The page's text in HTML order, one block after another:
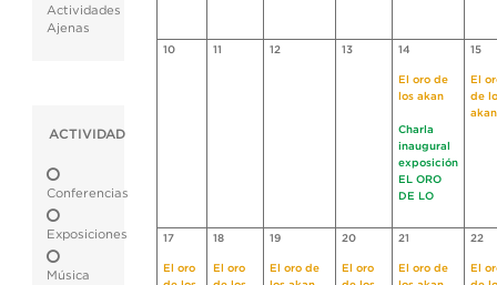
Actividades
Ajenas
ACTIVIDAD
Conferencias
Exposiciones
Música
10 11 12 13 14
El oro de
los akan
Charla
inaugural
exposición
EL ORO
DE LO
15
El
de
akan
17
El oro
18
El oro
19
El oro de
20
El oro
21
El oro de
22
El